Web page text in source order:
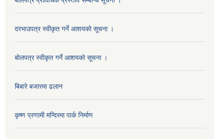
दरभाउपत्र स्वीकृत गर्ने आशयको सूचना ।
बोलपत्र स्वीकृत गर्ने आशयको सूचना ।
बिबारे बजारमा ढलान
कृष्ण प्रणामी मन्दिरमा पार्क निर्माण